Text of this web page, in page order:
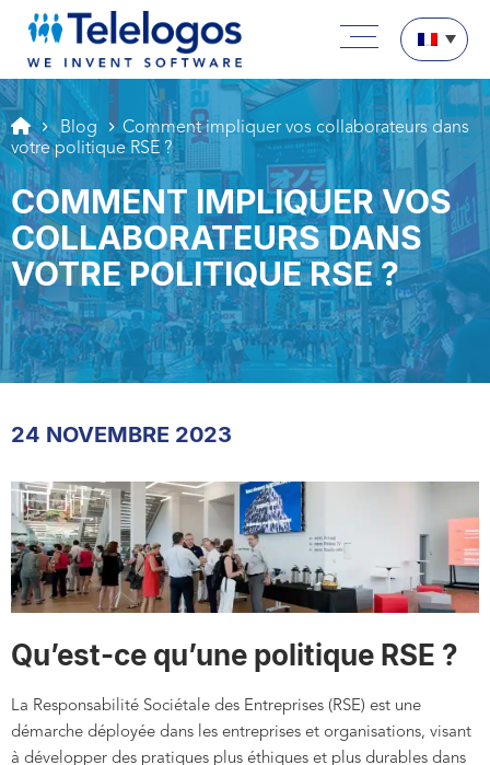
Aller au texte
Aller au menu
Passer au contenu
Menu principal
Blog
Comment impliquer vos collaborateurs dans
votre politique RSE ?
COMMENT IMPLIQUER VOS
COLLABORATEURS DANS
VOTRE POLITIQUE RSE ?
24 NOVEMBRE 2023
Qu’est-ce qu’une politique RSE ?
La Responsabilité Sociétale des Entreprises (RSE) est une
démarche déployée dans les entreprises et organisations, visant
à développer des pratiques plus éthiques et plus durables dans